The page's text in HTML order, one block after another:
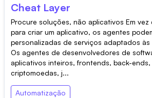
Cheat Layer
Procure soluções, não aplicativos Em vez
para criar um aplicativo, os agentes
personalizadas de serviços adaptados às
Os agentes de desenvolvedores de
aplicativos inteiros, frontends, back-
criptomoedas, j...
Automatização